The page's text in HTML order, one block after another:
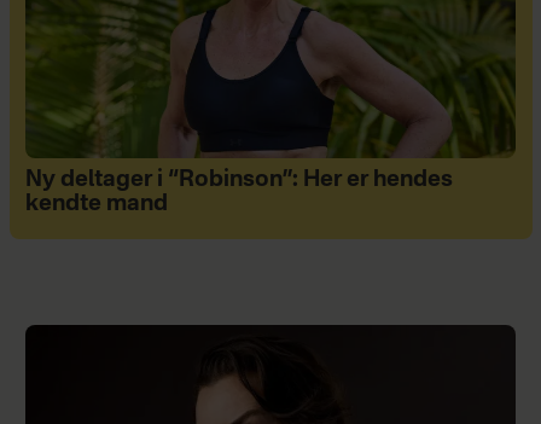
Ny deltager i “Robinson”: Her er hendes
kendte mand